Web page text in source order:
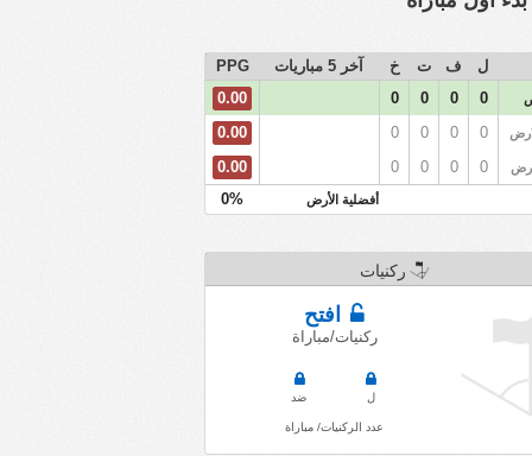
ل ف ت خ آخر 5 مباريات PPG
0
0
0
0
0.00
0
0
0
0
0.00
0
0
0
0
0.00
أفضلية الأرض 0%
ركنيات
افتح
ركنيات/مباراة
ضد ل
عدد الركنيات/ مباراة